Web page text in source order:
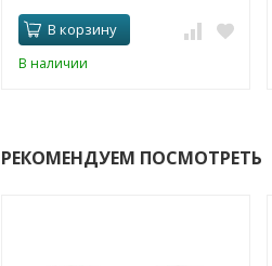
В корзину
В наличии
РЕКОМЕНДУЕМ ПОСМОТРЕТЬ